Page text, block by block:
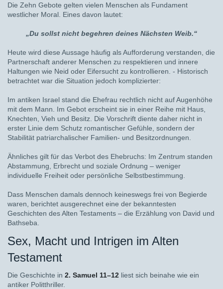
Die Zehn Gebote gelten vielen Menschen als Fundament
westlicher Moral. Eines davon lautet:
„Du sollst nicht begehren deines Nächsten Weib.“
Heute wird diese Aussage häufig als Aufforderung verstanden, die
Partnerschaft anderer Menschen zu respektieren und innere
Haltungen wie Neid oder Eifersucht zu kontrollieren. - Historisch
betrachtet war die Situation jedoch komplizierter:
Im antiken Israel stand die Ehefrau rechtlich nicht auf Augenhöhe
mit dem Mann. Im Gebot erscheint sie in einer Reihe mit Haus,
Knechten, Vieh und Besitz. Die Vorschrift diente daher nicht in
erster Linie dem Schutz romantischer Gefühle, sondern der
Stabilität patriarchalischer Familien- und Besitzordnungen.
Ähnliches gilt für das Verbot des Ehebruchs: Im Zentrum standen
Abstammung, Erbrecht und soziale Ordnung – weniger
individuelle Freiheit oder persönliche Selbstbestimmung.
Dass Menschen damals dennoch keineswegs frei von Begierde
waren, berichtet ausgerechnet eine der bekanntesten
Geschichten des Alten Testaments – die Erzählung von David und
Bathseba.
Sex, Macht und Intrigen im Alten
Testament
Die Geschichte in 2. Samuel 11–12 liest sich beinahe wie ein
antiker Politthriller.